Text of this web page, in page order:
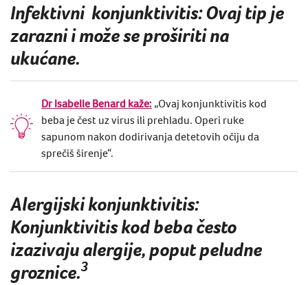
Infektivni konjunktivitis: Ovaj tip je
zarazni i može se proširiti na
ukućane.
Dr Isabelle Benard kaže: „Ovaj ​​konjunktivitis kod
beba je čest uz virus ili prehladu. Operi ruke
sapunom nakon dodirivanja detetovih očiju da
sprečiš širenje“.
Alergijski konjunktivitis:
Konjunktivitis kod beba često
izazivaju alergije, poput peludne
groznice.3